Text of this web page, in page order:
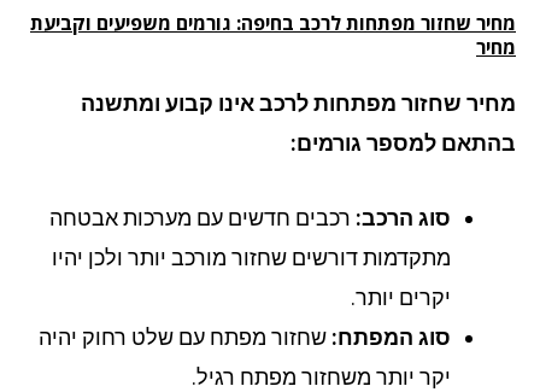
שחזור מפתחות לרכב בחיפה: גורמים משפיעים וקביעת
שחזור מפתחות לרכב אינו קבוע ומתשנה
למספר גורמים:
סוג הרכב:רכבים חדשים עם מערכות אבטחה
מתקדמות דורשים שחזור מורכב יותר ולכן יהיו
יקרים יותר.
סוג המפתח:שחזור מפתח עם שלט רחוק יהיה
יקר יותר משחזור מפתח רגיל.